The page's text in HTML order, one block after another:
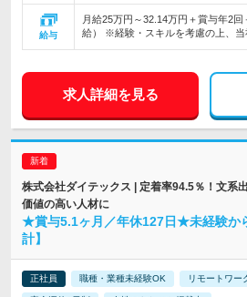
給与
月給25万円～32.14万円＋賞与年2
給） ※経験・スキルを考慮の上、当
求人詳細を見る
株式会社ダイテックス | 定着率94.5％！文系
価値の高い人材に
★賞与5.1ヶ月／年休127日★未経験か
計】
正社員 職種・業種未経験OK リモートワー